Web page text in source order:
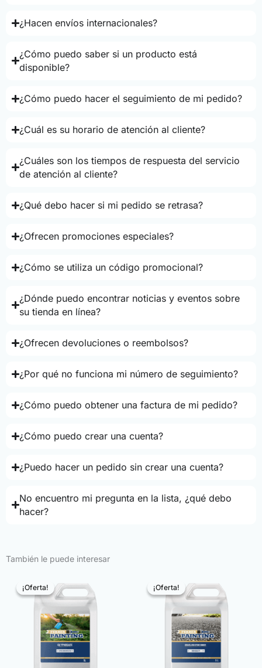
¿Hacen envíos internacionales?
¿Cómo puedo saber si un producto está
disponible?
¿Cómo puedo hacer el seguimiento de mi pedido?
¿Cuál es su horario de atención al cliente?
¿Cuáles son los tiempos de respuesta del servicio
de atención al cliente?
¿Qué debo hacer si mi pedido se retrasa?
¿Ofrecen promociones especiales?
¿Cómo se utiliza un código promocional?
¿Dónde puedo encontrar noticias y eventos sobre
su tienda en línea?
¿Ofrecen devoluciones o reembolsos?
¿Por qué no funciona mi número de seguimiento?
¿Cómo puedo obtener una factura de mi pedido?
¿Cómo puedo crear una cuenta?
¿Puedo hacer un pedido sin crear una cuenta?
No encuentro mi pregunta en la lista, ¿qué debo
hacer?
También le puede interesar
¡Oferta!
¡Oferta! ¡Oferta!
¡Oferta!